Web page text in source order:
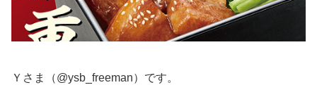
Ｙさま（@ysb_freeman）です。